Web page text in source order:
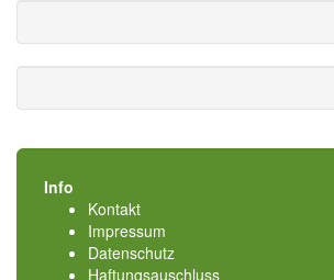
Info
Kontakt
Impressum
Datenschutz
Haftungsauschluss